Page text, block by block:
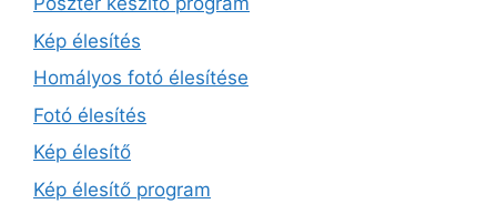
Kép élesítés
Homályos fotó élesítése
Fotó élesítés
Kép élesítő
Kép élesítő program